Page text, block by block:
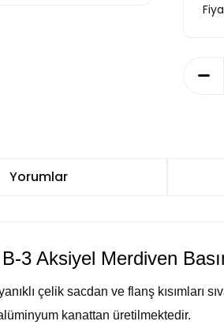
Yorumlar
3 Aksiyel Merdiven
çelik sacdan ve flanş kısımları
kanattan üretilmektedir.